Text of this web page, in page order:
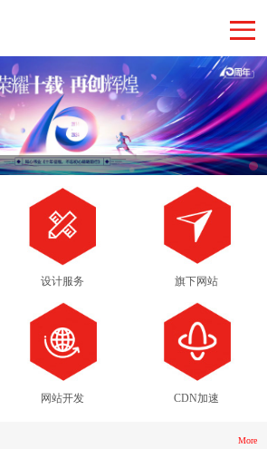
设计服务 旗下网站
网站开发 CDN加速
More